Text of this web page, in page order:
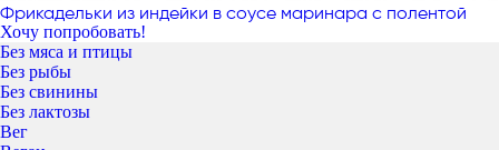
Фрикадельки из индейки в соусе маринара с полентой
Хочу попробовать!
Без мяса и птицы
Без рыбы
Без свинины
Без лактозы
Вег